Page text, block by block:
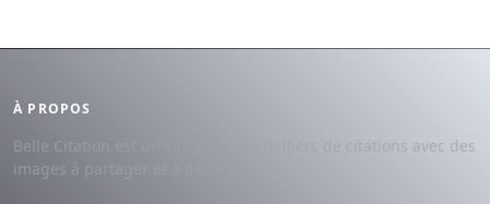
À PROPOS
Belle Citation est un site avec des milliers de citations avec des
images à partager et à dédier.